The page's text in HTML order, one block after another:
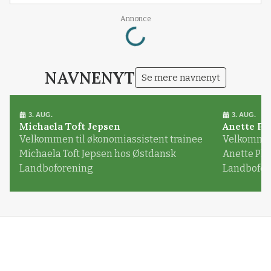
Annonce
Loading...
NAVNENYT Se mere navnenyt
3. AUG.
Michaela Toft Jepsen
Velkommen til økonomiassistent trainee
Michaela Toft Jepsen hos Østdansk
Landboforening
3. AUG.
Anette
Anette